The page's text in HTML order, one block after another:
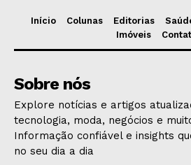
Início Colunas Editorias
Imóveis
Sobre nós
Explore notícias e artigos
tecnologia, moda, negócios e
Informação confiável e insights
no seu dia a dia